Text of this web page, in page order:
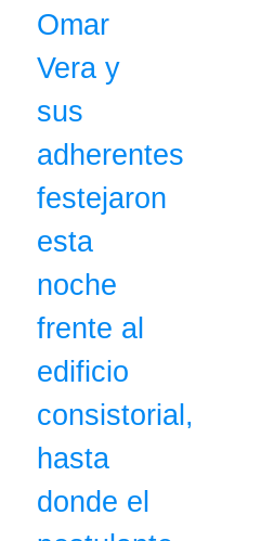
Omar
Vera y
sus
adherentes
festejaron
esta
noche
frente al
edificio
consistorial,
hasta
donde el